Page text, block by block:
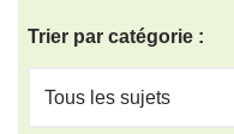
Trier par catégorie :